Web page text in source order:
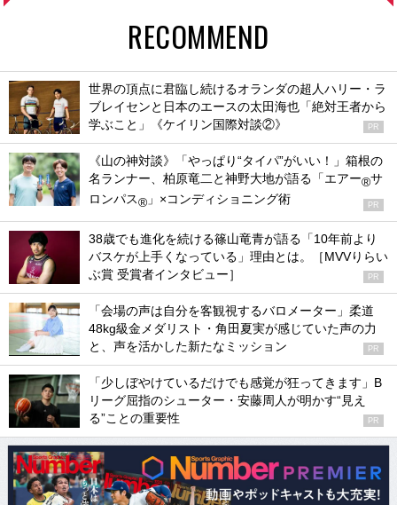
RECOMMEND
世界の頂点に君臨し続けるオランダの超人ハリー・ラ
ブレイセンと日本のエースの太田海也「絶対王者から
学ぶこと」《ケイリン国際対談②》
PR
《山の神対談》「やっぱり“タイパ”がいい！」箱根の
名ランナー、柏原竜二と神野大地が語る「エアー®サ
ロンパス® 」×コンディショニング術 PR
38歳でも進化を続ける篠山竜青が語る「10年前より
バスケが上手くなっている」理由とは。［MVVりらい
ぶ賞 受賞者インタビュー］
PR
「会場の声は自分を客観視するバロメーター」柔道
48kg級金メダリスト・角田夏実が感じていた声の力
と、声を活かした新たなミッション
PR
「少しぼやけているだけでも感覚が狂ってきます」B
リーグ屈指のシューター・安藤周人が明かす“見え
る”ことの重要性
PR